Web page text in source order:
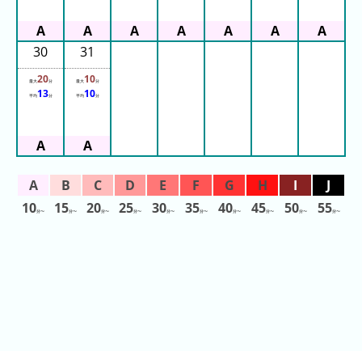
待
ち
時
フ
覧
30
最大20分
平均13分
31
最大10分
平均10分
10分〜 15分〜 20分〜 25分〜 30分〜 35分〜 40分〜 45分〜 50分〜 55分〜